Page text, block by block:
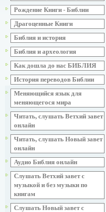
Рождение Книги - Библии
Драгоценные Книги
Библия и история
Библия и археология
Как дошла до нас БИБЛИЯ
История переводов Библии
Меняющийся язык для
меняющегося мира
Читать, слушать Ветхий завет
онлайн
Читать, слушать Новый завет
онлайн
Аудио Библия онлайн
Слушать Ветхий завет с
музыкой и без музыки по
книгам
Слушать Новый завет с